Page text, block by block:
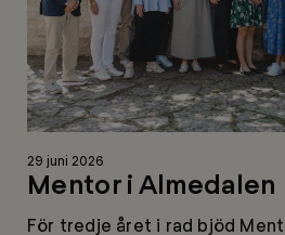
Läs
mer
29 juni 2026
Mentor i Almedalen
För tredje året i rad bjöd